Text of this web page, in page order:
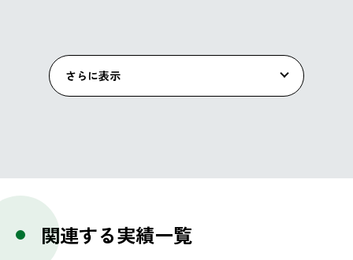
さらに表示
関連する実績一覧